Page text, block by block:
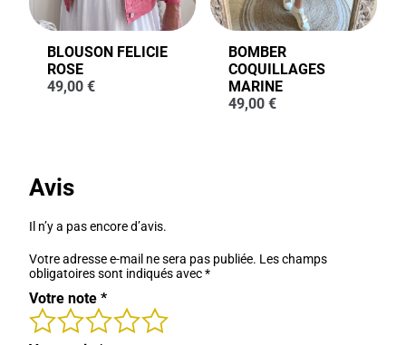
BLOUSON FELICIE
ROSE
49,00 €
BOMBER
COQUILLAGES
MARINE
49,00 €
Avis
Il n’y a pas encore d’avis.
Votre adresse e-mail ne sera pas publiée. Les champs
obligatoires sont indiqués avec*
Votre note *